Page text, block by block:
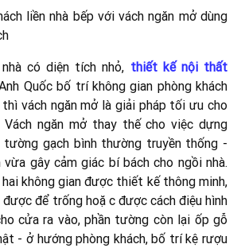
liền nhà bếp với vách ngăn mở dùng
có diện tích nhỏ, thiết kế nội thất
Quốc bố trí không gian phòng khách
thì vách ngăn mở là giải pháp tối ưu cho
Vách ngăn mở thay thế cho việc dựng
gạch bình thường truyền thống -
gây cảm giác bí bách cho ngồi nhà.
không gian được thiết kế thông minh,
để trống hoặc được cách điệu hình
cửa ra vào, phần tường còn lại ốp gỗ
- ở hướng phòng khách, bố trí kệ rượu